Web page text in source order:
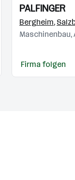
(Weiz),
Videos
Einblicke
Einblicke
PALFINGER
Bergheim,
Maschinenbau,
Firma folgen